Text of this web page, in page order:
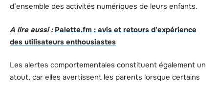
d’ensemble des activités numériques de leurs enfants.
A lire aussi : Palette.fm : avis et retours d'expérience
des utilisateurs enthousiastes
Les alertes comportementales constituent également un
atout, car elles avertissent les parents lorsque certains